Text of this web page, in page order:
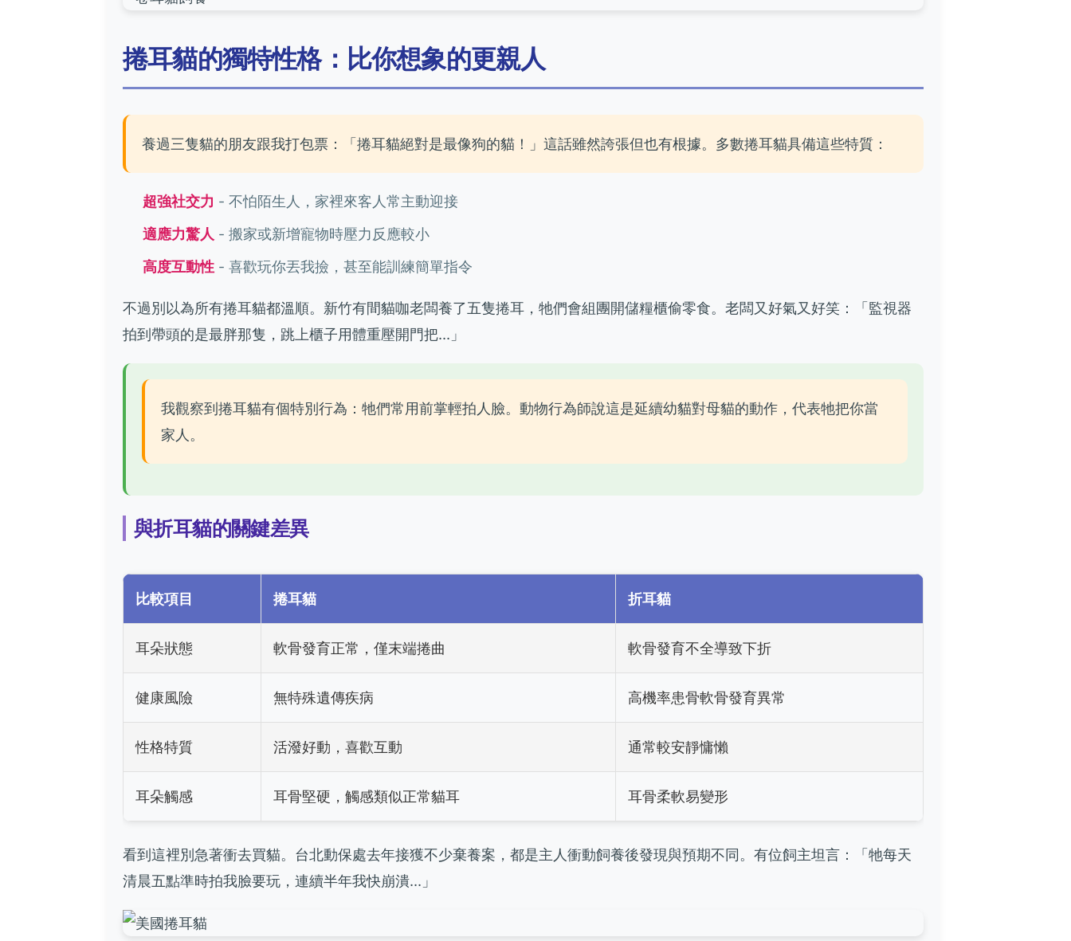
捲耳貓的獨特性格：比你想象的更親人
養過三隻貓的朋友跟我打包票：「捲耳貓絕對是最像狗的貓！」這話雖然誇張但也有根據。多數捲耳貓具備這些特質：
超強社交力 - 不怕陌生人，家裡來客人常主動迎接
適應力驚人 - 搬家或新增寵物時壓力反應較小
高度互動性 - 喜歡玩你丟我撿，甚至能訓練簡單指令
不過別以為所有捲耳貓都溫順。新竹有間貓咖老闆養了五隻捲耳，牠們會組團開儲糧櫃偷零食。老闆又好氣又好笑：「監視器
拍到帶頭的是最胖那隻，跳上櫃子用體重壓開門把...」
我觀察到捲耳貓有個特別行為：牠們常用前掌輕拍人臉。動物行為師說這是延續幼貓對母貓的動作，代表牠把你當
家人。
與折耳貓的關鍵差異
比較項目 捲耳貓 折耳貓
耳朵狀態 軟骨發育正常，僅末端捲曲 軟骨發育不全導致下折
健康風險 無特殊遺傳疾病 高機率患骨軟骨發育異常
性格特質 活潑好動，喜歡互動 通常較安靜慵懶
耳朵觸感 耳骨堅硬，觸感類似正常貓耳 耳骨柔軟易變形
看到這裡別急著衝去買貓。台北動保處去年接獲不少棄養案，都是主人衝動飼養後發現與預期不同。有位飼主坦言：「牠每天
清晨五點準時拍我臉要玩，連續半年我快崩潰...」